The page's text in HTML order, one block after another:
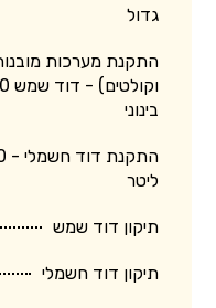
גדול
התקנת מערכות
בינוני
ליטר
תיקון דוד שמש
תיקון דוד חשמלי